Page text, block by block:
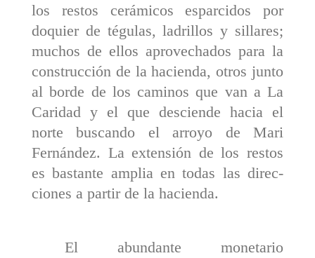
los restos cerámicos esparcidos por
doquier de tégulas, ladrillos y sillares;
muchos de ellos aprovechados para la
construcción de la hacienda, otros junto
al borde de los caminos que van a La
Caridad y el que desciende hacia el
norte buscando el arroyo de Mari
Fernández. La exten­sión de los restos
es bastante amplia en todas las direc­
ciones a partir de la hacienda.
El abundante monetario